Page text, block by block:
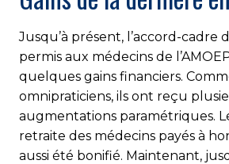
Jusqu’à présent, l’accord-cadre
permis aux médecins de
quelques gains financiers.
omnipraticiens, ils ont reçu
augmentations paramétriques.
retraite des médecins payés à
aussi été bonifié. Maintenant,